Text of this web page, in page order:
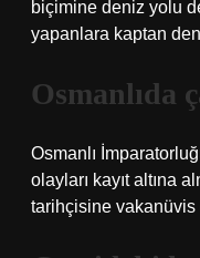
biçimine deniz yolu
yapanlara kaptan
Osmanlıda
Osmanlı
olayları kayıt altına
tarihçisine vakanüvis